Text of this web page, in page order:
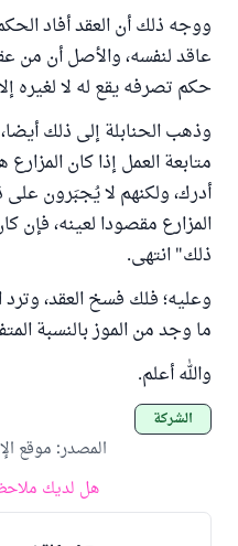
ووجه ذلك أن العقد أفاد
عاقد لنفسه، والأصل أن من
حكم تصرفه يقع له لا لغيره
وذهب الحنابلة إلى ذلك
متابعة العمل إذا كان
أدرك، ولكنهم لا يُجبَرون على
المزارع مقصودا لعينه، فإن
ذلك" انتهى.
وعليه؛ فلك فسخ العقد،
ما وجد من الموز بالنسبة
والله أعلم.
الشركة
المصدر: موقع
هل لديك